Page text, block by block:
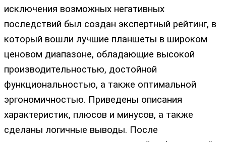
исключения возможных негативных
последствий был создан экспертный рейтинг, в
который вошли лучшие планшеты в широком
ценовом диапазоне, обладающие высокой
производительностью, достойной
функциональностью, а также оптимальной
эргономичностью. Приведены описания
характеристик, плюсов и минусов, а также
сделаны логичные выводы. После